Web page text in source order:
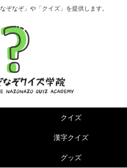
ぞなぞ」や「クイズ」を提供します。
クイズ
漢字クイズ
グッズ